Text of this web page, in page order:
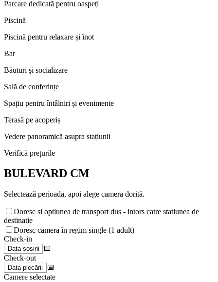
Parcare dedicată pentru oaspeți
Piscină
Piscină pentru relaxare și înot
Bar
Băuturi și socializare
Sală de conferințe
Spațiu pentru întâlniri și evenimente
Terasă pe acoperiș
Vedere panoramică asupra stațiunii
Verifică prețurile
BULEVARD CM
Selectează perioada, apoi alege camera dorită.
Doresc si optiunea de transport dus - intors catre statiunea de
destinatie
Doresc camera în regim single (1 adult)
Check-in
Data sosirii
📅
Check-out
Data plecării
📅
Camere selectate